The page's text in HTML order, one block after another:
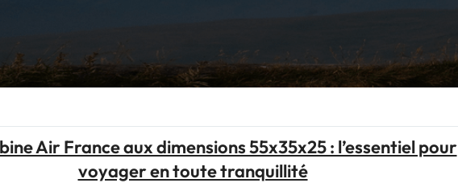
Air France aux dimensions 55x35x25 : l’essentiel pour
voyager en toute tranquillité